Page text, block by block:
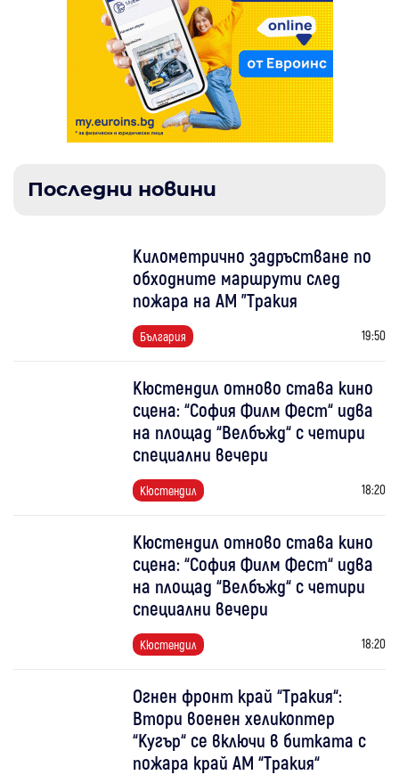
Последни новини
Километрично задръстване по
обходните маршрути след
пожара на АМ "Тракия
България 19:50
Кюстендил отново става кино
сцена: “София Филм Фест“ идва
на площад “Велбъжд“ с четири
специални вечери
Кюстендил 18:20
Кюстендил отново става кино
сцена: “София Филм Фест“ идва
на площад “Велбъжд“ с четири
специални вечери
Кюстендил 18:20
Огнен фронт край “Тракия“:
Втори военен хеликоптер
“Кугър“ се включи в битката с
пожара край АМ “Тракия“